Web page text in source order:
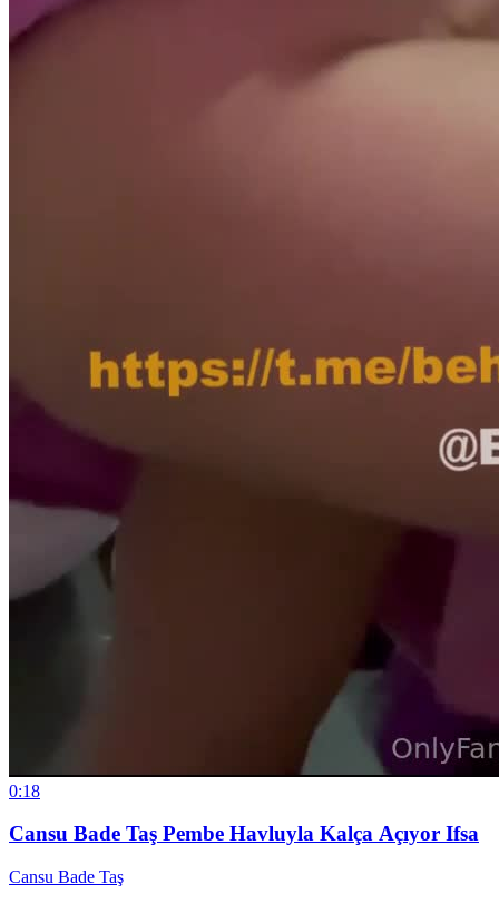
0:18
Cansu Bade Taş Pembe Havluyla Kalça Açıyor Ifsa
Cansu Bade Taş